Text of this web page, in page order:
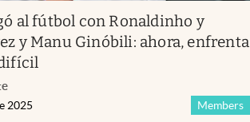
al fútbol con Ronaldinho y
y Manu Ginóbili: ahora, enfrenta
Members
2025